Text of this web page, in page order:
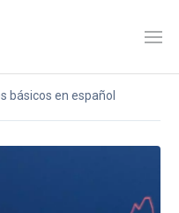
básicos en español